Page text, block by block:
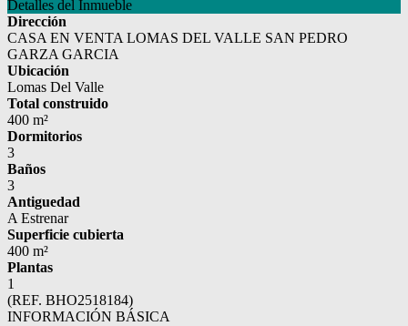
Detalles del Inmueble
Dirección
CASA EN VENTA LOMAS DEL VALLE SAN PEDRO
GARZA GARCIA
Ubicación
Lomas Del Valle
Total construido
400 m²
Dormitorios
3
Baños
3
Antiguedad
A Estrenar
Superficie cubierta
400 m²
Plantas
1
(REF. BHO2518184)
INFORMACIÓN BÁSICA